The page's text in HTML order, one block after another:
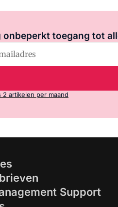
onbeperkt toegang tot
2 artikelen per maand
Support